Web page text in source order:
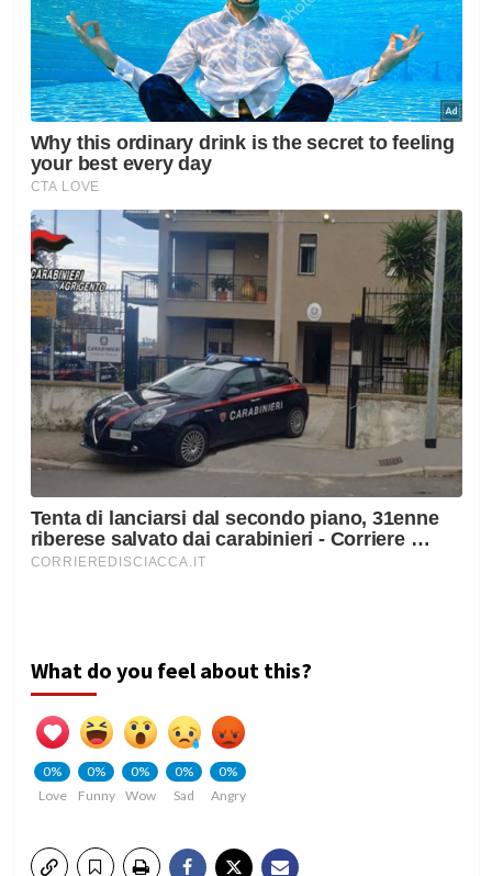
What do you feel about this?
0%
Love
0%
Funny
0%
Wow
0%
Sad
0%
Angry